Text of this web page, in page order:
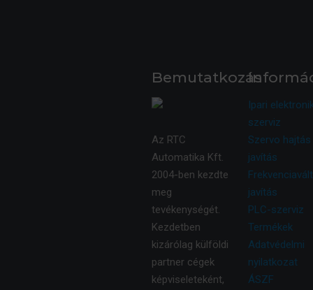
Bemutatkozás
Az RTC
Automatika Kft.
2004-ben kezdte
meg
tevékenységét.
Kezdetben
kizárólag külföldi
partner cégek
képviseleteként,
Ipari
szerviz
Szervo hajtás
javítás
javítás
PLC-szerviz
Termékek
Adatvédelmi
nyilatkozat
ÁSZF